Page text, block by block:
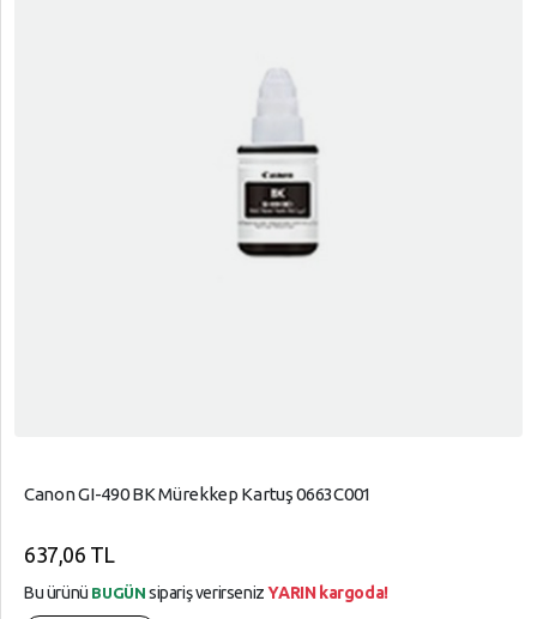
Canon GI-490 BK Mürekkep Kartuş 0663C001
637,06 TL
Bu ürünü BUGÜN sipariş verirsenizYARIN kargoda!